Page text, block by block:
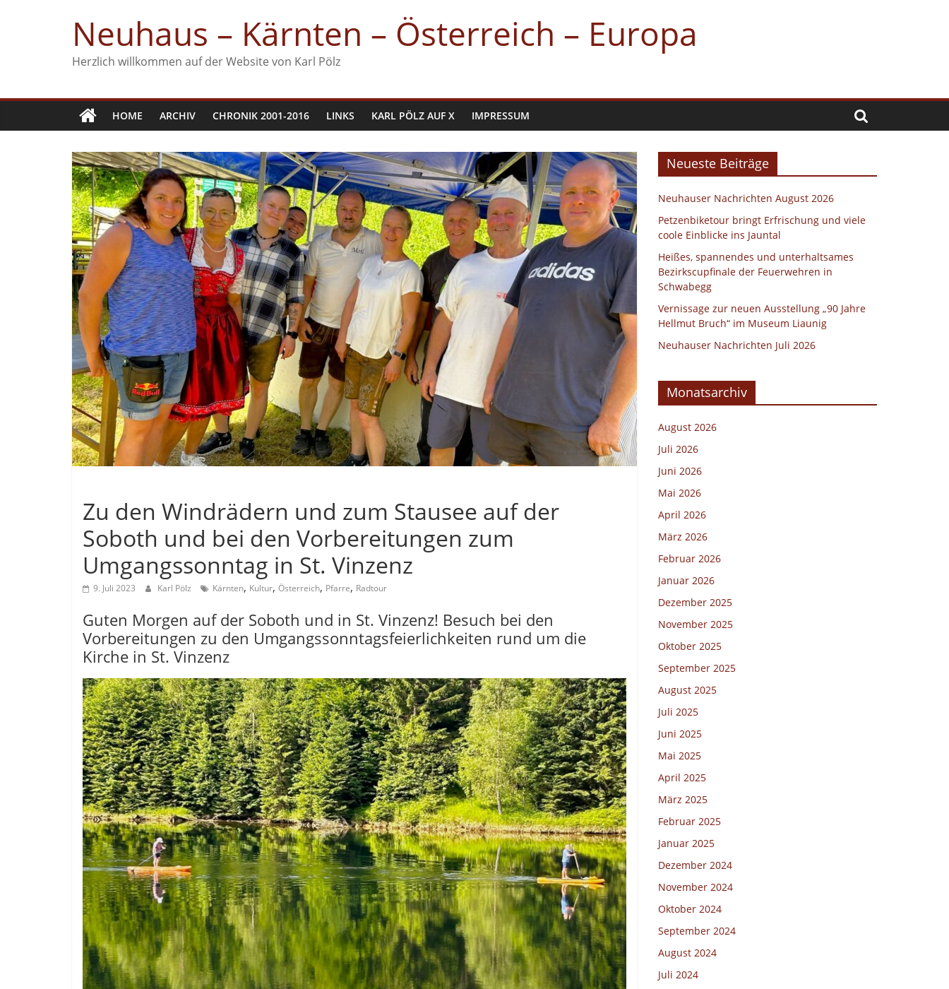
Neuhaus – Kärnten – Österreich – Europa
Herzlich willkommen auf der Website von Karl Pölz
HOME ARCHIV CHRONIK 2001-2016 LINKS KARL PÖLZ AUF X IMPRESSUM
Zu den Windrädern und zum Stausee auf der
Soboth und bei den Vorbereitungen zum
Umgangssonntag in St. Vinzenz
9. Juli 2023 Karl Pölz Kärnten, Kultur, Österreich, Pfarre, Radtour
Guten Morgen auf der Soboth und in St. Vinzenz! Besuch bei den
Vorbereitungen zu den Umgangssonntagsfeierlichkeiten rund um die
Kirche in St. Vinzenz
Neueste Beiträge
Neuhauser Nachrichten August 2026
Petzenbiketour bringt Erfrischung und viele
coole Einblicke ins Jauntal
Heißes, spannendes und unterhaltsames
Bezirkscupfinale der Feuerwehren in
Schwabegg
Vernissage zur neuen Ausstellung „90 Jahre
Hellmut Bruch“ im Museum Liaunig
Neuhauser Nachrichten Juli 2026
Monatsarchiv
August 2026
Juli 2026
Juni 2026
Mai 2026
April 2026
März 2026
Februar 2026
Januar 2026
Dezember 2025
November 2025
Oktober 2025
September 2025
August 2025
Juli 2025
Juni 2025
Mai 2025
April 2025
März 2025
Februar 2025
Januar 2025
Dezember 2024
November 2024
Oktober 2024
September 2024
August 2024
Juli 2024